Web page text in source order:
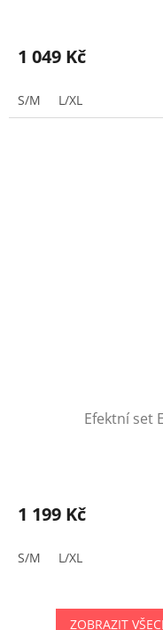
1 049 Kč
S/M L/XL
Efektní set
1 199 Kč
S/M L/XL
ZOBRAZIT